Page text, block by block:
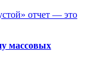
отчет — это
массовых